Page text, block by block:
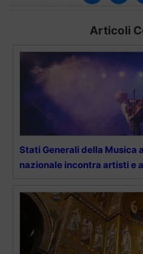
Articoli
Stati Generali della Musica
nazionale incontra artisti e